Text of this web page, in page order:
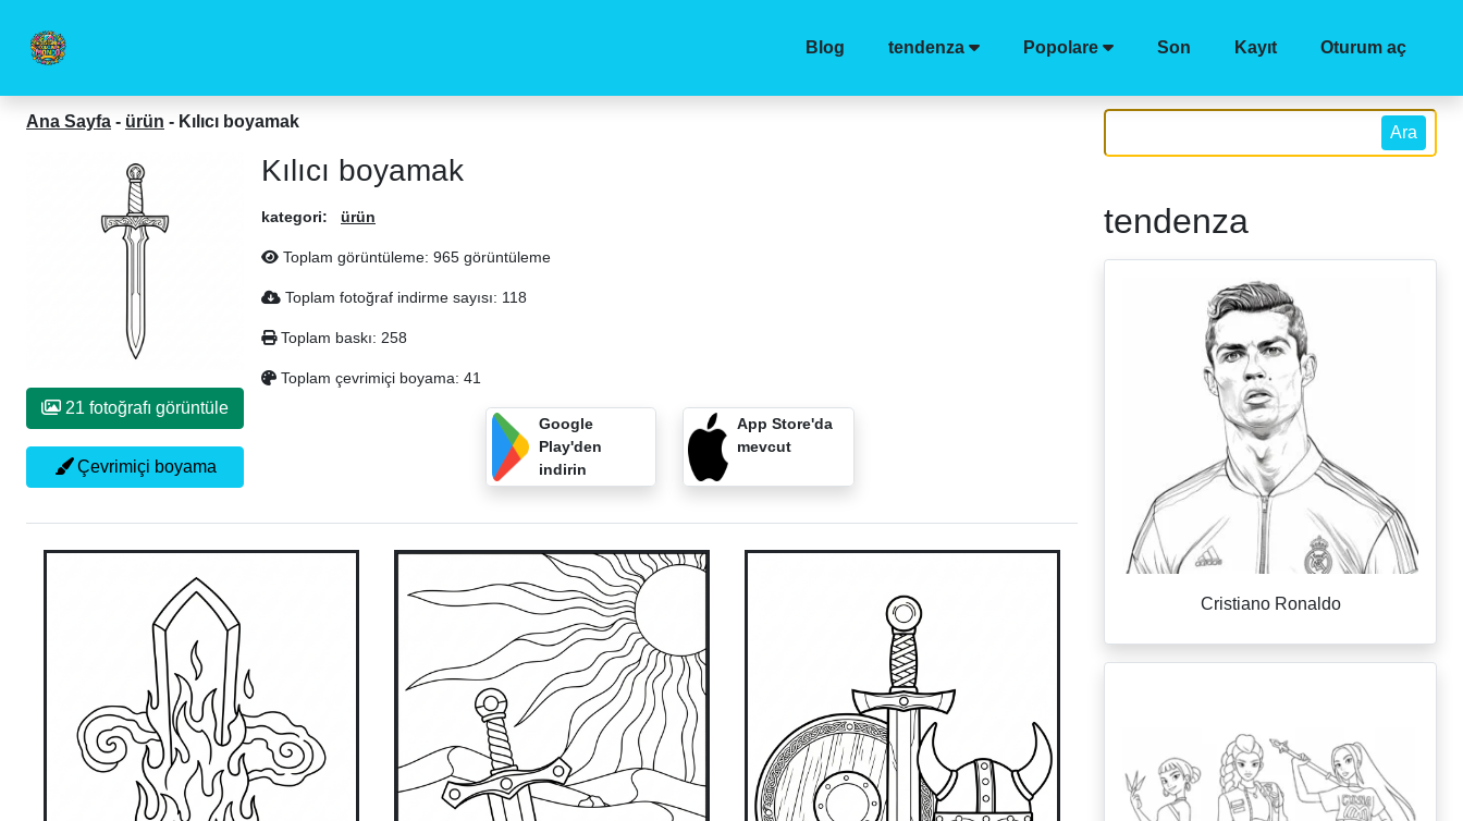
Blog tendenza Popolare Son Kayıt Oturum aç
Ana Sayfa - ürün - Kılıcı boyamak
21 fotoğrafı görüntüle
Çevrimiçi boyama
Kılıcı boyamak
kategori: ürün
Toplam görüntüleme: 965 görüntüleme
Toplam fotoğraf indirme sayısı: 118
Toplam baskı: 258
Toplam çevrimiçi boyama: 41
Google
Play'den
indirin
App Store'da
mevcut
Ara
tendenza
Cristiano Ronaldo